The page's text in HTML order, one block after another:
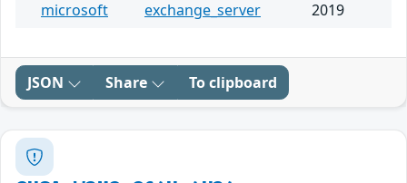
microsoft
exchange_server 2019
JSON Share To clipboard